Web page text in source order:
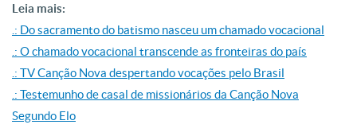
Leia mais:
.: Do sacramento do batismo nasceu um chamado vocacional
.: O chamado vocacional transcende as fronteiras do país
.: TV Canção Nova despertando vocações pelo Brasil
.: Testemunho de casal de missionários da Canção Nova
Segundo Elo